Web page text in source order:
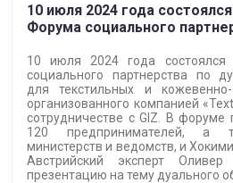
10 июля 2024 года
Форума социального
10 июля 2024 года
социального партнерства по
для текстильных и кожевенно-
организованного компанией
сотрудничестве с GIZ. В форуме
120 предпринимателей, а
министерств и ведомств, и
Австрийский эксперт
презентацию на тему дуального